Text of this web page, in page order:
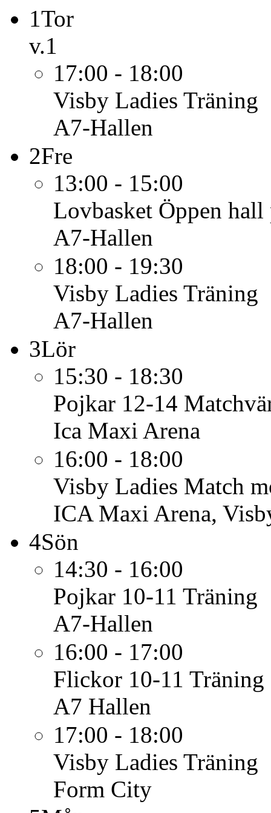
1Tor
v.1
17:00 - 18:00
Visby Ladies Träning
A7-Hallen
2Fre
13:00 - 15:00
Lovbasket Öppen
A7-Hallen
18:00 - 19:30
Visby Ladies Träning
A7-Hallen
3Lör
15:30 - 18:30
Pojkar 12-14
Ica Maxi Arena
16:00 - 18:00
Visby Ladies Match
ICA Maxi Arena,
4Sön
14:30 - 16:00
Pojkar 10-11 Träning
A7-Hallen
16:00 - 17:00
Flickor 10-11 Träning
A7 Hallen
17:00 - 18:00
Visby Ladies Träning
Form City